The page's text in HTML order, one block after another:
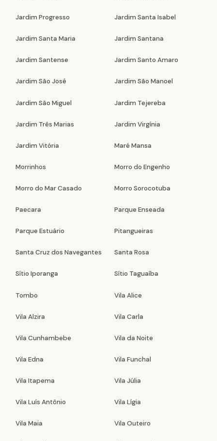
Jardim Progresso Jardim Santa Isabel
Jardim Santa Maria Jardim Santana
Jardim Santense Jardim Santo Amaro
Jardim São José Jardim São Manoel
Jardim São Miguel Jardim Tejereba
Jardim Três Marias Jardim Virgínia
Jardim Vitória Maré Mansa
Morrinhos Morro do Engenho
Morro do Mar Casado Morro Sorocotuba
Paecara Parque Enseada
Parque Estuário Pitangueiras
Santa Cruz dos Navegantes Santa Rosa
Sítio Iporanga Sítio Taguaíba
Tombo Vila Alice
Vila Alzira Vila Carla
Vila Cunhambebe Vila da Noite
Vila Edna Vila Funchal
Vila Itapema Vila Júlia
Vila Luís Antônio Vila Lígia
Vila Maia Vila Outeiro